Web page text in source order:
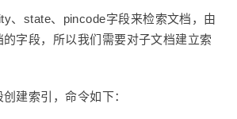
、state、pincode字段来检索文档，由
字段，所以我们需要对子文档建立索
建索引，命令如下：